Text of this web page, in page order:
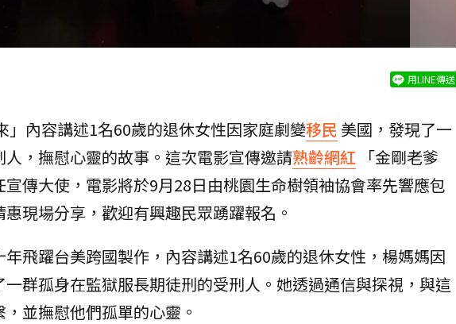
用LINE傳送
」內容講述1名60歲的退休女性因家庭劇變移民 美國，發現了一
，撫慰心靈的故事。這次電影宣傳邀請熟齡網紅 「金剛老爹
傳大使，電影將於9月28日由桃園生命樹領袖協會率先響應包
現場分享，歡迎有興趣民眾踴躍報名。
飛躍台美跨國製作，內容講述1名60歲的退休女性，楊媽媽因
群孤身在監獄服長期徒刑的受刑人。她透過通信與探視，與這
並撫慰他們孤單的心靈。